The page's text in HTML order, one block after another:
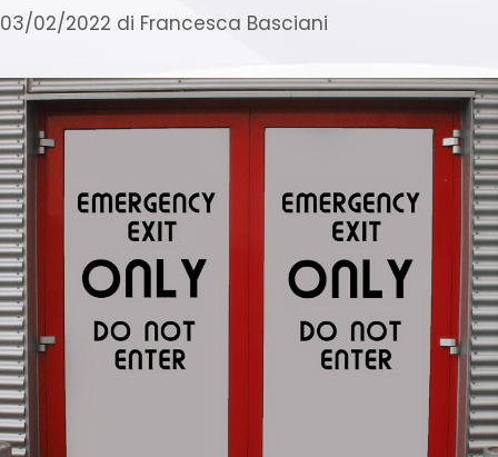
03/02/2022 di Francesca Basciani